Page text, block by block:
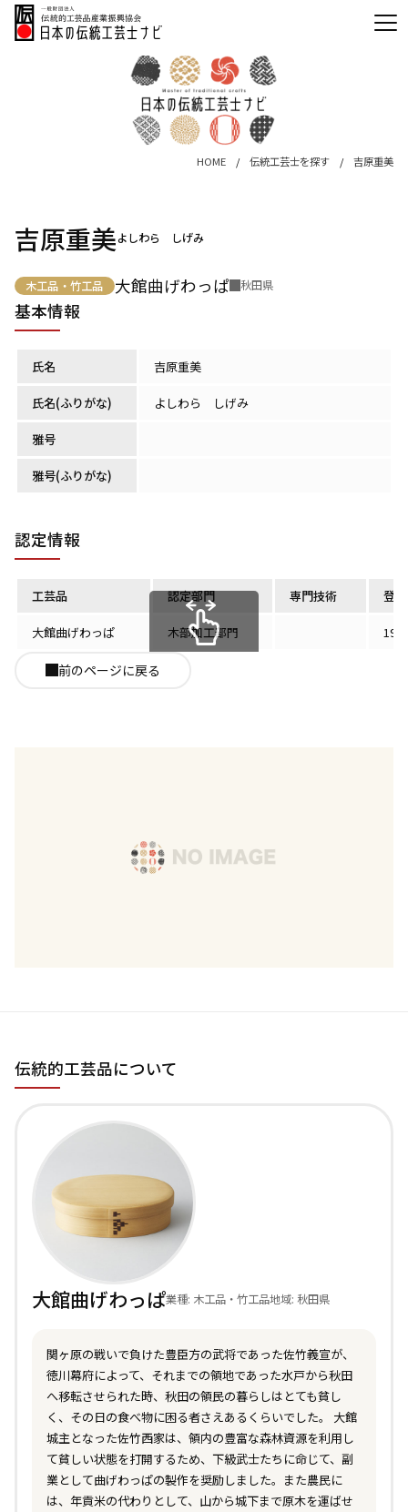
HOME 伝統工芸士を探す 吉原重美
吉原重美よしわら しげみ
木工品・竹工品 大館曲げわっぱ 秋田県
基本情報
氏名 吉原重美
氏名(ふりがな) よしわら しげみ
雅号
雅号(ふりがな)
認定情報
工芸品 認定部門 専門技術 登
大館曲げわっぱ 木部加工部門
前のページに戻る
伝統的工芸品について
大館曲げわっぱ業種: 木工品・竹工品地域: 秋田県
関ヶ原の戦いで負けた豊臣方の武将であった佐竹義宣が、
徳川幕府によって、それまでの領地であった水戸から秋田
へ移転させられた時、秋田の領民の暮らしはとても貧し
く、その日の食べ物に困る者さえあるくらいでした。 大館
城主となった佐竹西家は、領内の豊富な森林資源を利用し
て貧しい状態を打開するため、下級武士たちに命じて、副
業として曲げわっぱの製作を奨励しました。また農民に
は、年貢米の代わりとして、山から城下まで原木を運ばせ